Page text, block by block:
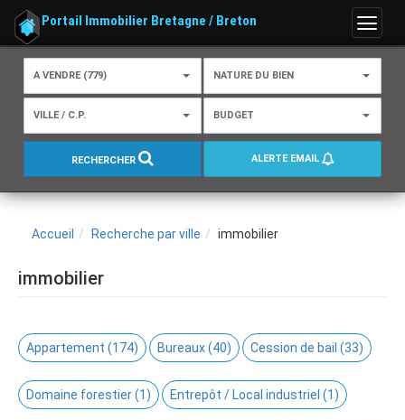
Menu
Portail Immobilier Bretagne / Breton
A VENDRE (779) NATURE DU BIEN
VILLE / C.P. BUDGET
RECHERCHER ALERTE EMAIL
Accueil Recherche par ville immobilier
immobilier
Appartement (174) Bureaux (40) Cession de bail (33)
Domaine forestier (1) Entrepôt / Local industriel (1)